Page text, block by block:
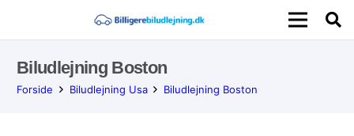
Biludlejning Boston
Forside Biludlejning Usa Biludlejning Boston